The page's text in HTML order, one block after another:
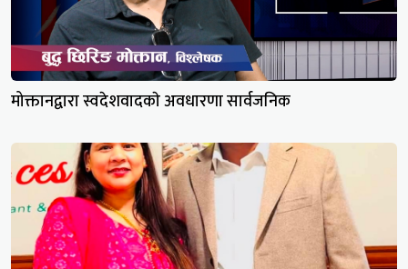
मोक्तानद्वारा स्वदेशवादकाे अवधारणा सार्वजनिक